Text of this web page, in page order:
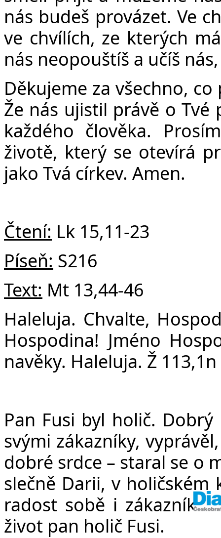
v
nás budeš provázet. Ve
ve chvílích, ze kterých
nás neopouštíš a učíš
Děkujeme za všechno,
Že nás ujistil právě o
každého člověka.
životě, který se otevírá
jako Tvá církev. Amen.
Čtení: Lk 15,11-23
Píseň: S216
Text: Mt 13,44-46
Haleluja. Chvalte,
Hospodina! Jméno
navěky. Haleluja. Ž 113,1n
Pan Fusi byl holič.
svými zákazníky,
dobré srdce – staral se o
slečně Darii, v
radost sobě i
život pan holič Fusi.